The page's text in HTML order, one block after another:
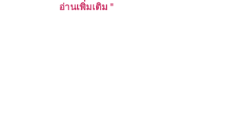
อ่านเพิ่มเติม "